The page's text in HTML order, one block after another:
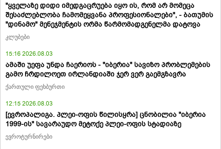
"ყველაზე დიდი იმედგაცრუება იყო ის, რომ არ მომეცა
შესაძლებლობა ჩამომეყვანა პროფესიონალები", - ბათუმის
"დინამო" მენეჯმენტის ორმა წარმომადგენელმა დატოვა
კლუბები
15:16 2026.08.03
ამაში უეფა უნდა ჩაერიოს - "იბერია" სავიზო პრობლემების
გამო ჩრდილოეთ ირლანდიაში ჯერ ვერ გაემგზავრა
ქართული ფეხბურთი
12:15 2026.08.03
[ევროპალიგა. პლეი-ოფის წილისყრა] ცნობილია "იბერია
1999-ის" სავარაუდო მეტოქე პლეი-ოფის სტადიაზე
ევროტურნირები